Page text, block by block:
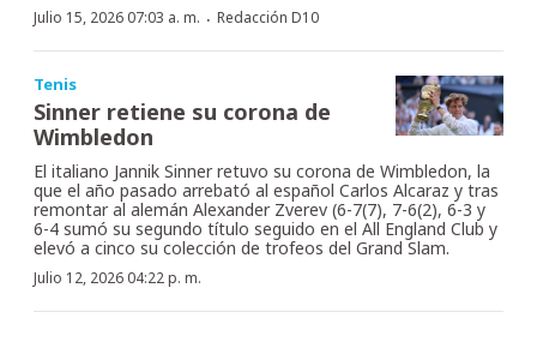
Julio 15, 2026 07:03 a. m. · Redacción D10
Tenis
Sinner retiene su corona de
Wimbledon
El italiano Jannik Sinner retuvo su corona de Wimbledon, la
que el año pasado arrebató al español Carlos Alcaraz y tras
remontar al alemán Alexander Zverev (6-7(7), 7-6(2), 6-3 y
6-4 sumó su segundo título seguido en el All England Club y
elevó a cinco su colección de trofeos del Grand Slam.
Julio 12, 2026 04:22 p. m.